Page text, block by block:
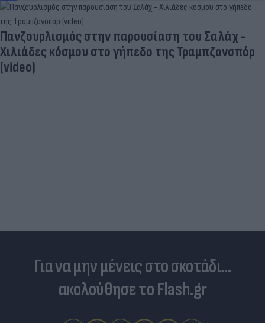
στην παρουσίαση του Σαλάχ -
κόσμου στο γήπεδο της Τραμπζονσπόρ
Για να μην μένεις στο σκοτάδι...
ακολούθησε το Flash.gr